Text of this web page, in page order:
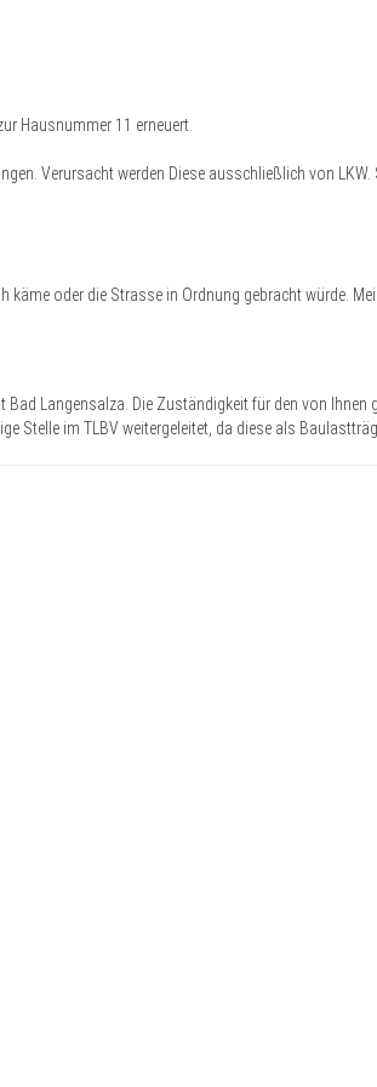
Hausnummer 11 erneuert.
Verursacht werden Diese ausschließlich von
oder die Strasse in Ordnung gebracht würde.
Langensalza. Die Zuständigkeit für den von
Stelle im TLBV weitergeleitet, da diese als